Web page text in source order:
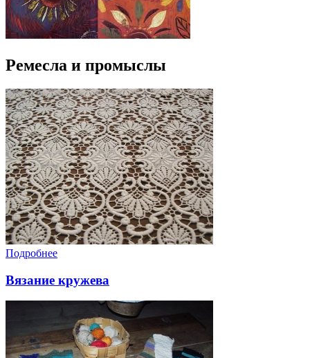
Ремесла и промыслы
Подробнее
Вязание кружева